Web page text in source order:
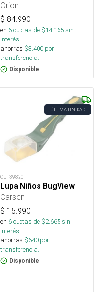
Orion
$ 84.990
en 6cuotas de $14.165sin
interés
ahorras $3.400 por
transferencia.
Disponible
ÚLTIMA UNIDAD
OUT39820
Lupa Niños BugView
Carson
$ 15.990
en 6cuotas de $2.665sin
interés
ahorras $640 por
transferencia.
Disponible